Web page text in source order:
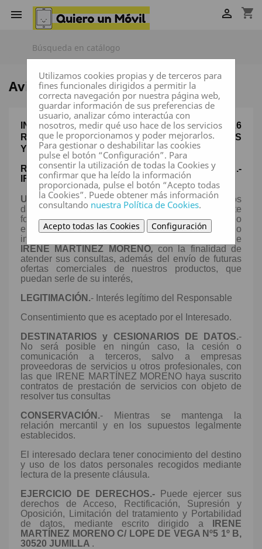
 shopping_cart

Aviso legal
INFORMACIÓN REGLAMENTO UE 679/2016
RGPD Y LEY 3/2018 DE PROTECCIÓN DE DATOS
Y GARANTÍA DE DERECHOS DIGITALES
RESPONSABLE DEL TRATAMIENTO DE DATOS.-
IRENE MARTÍNEZ MORENO,
USO y FINALIDAD.-Le informamos que todos los
datos personales obtenidos mediante este
formulario, así como su dirección de correo
electrónico, serán objeto de tratamiento, siendo
incorporados en un fichero del cual es responsable
IRENE MARTÍNEZ MORENO,con la finalidad de
atender sus consultas, además del envío de futuras
ofertas comerciales de nuestros productos, que
puedan serle de su interés,
LEGITIMACIÓN.- Interés legítimo del Responsable
Consentimiento que es aceptado por el Interesado.
DESTINATARIOS y CESIONARIOS DE DATOS.-
No será posible en ningún caso, la cesión o
comunicación a terceros, salvo a empresas
proveedoras de servicios u otros profesionales, con
las que IRENE MARTÍNEZ MORENO haya suscrito
contratos de prestación de servicios con objeto de
resolver tus consultas
CONSERVACIÓN.- Mientras se mantenga la
relación mercantil y en los supuestos legalmente
establecidos.
El interesado declara tener conocimiento del destino
y uso de los datos personales recogidos mediante
lectura de la presente cláusula.
EJERCICIO DE DERECHOS.-
Puede ejercer sus
derechos de Acceso, Rectificación, Supresión y
Oposición, Limitación del tratamiento y Portabilidad
de datos, mediante escrito dirigido a
IRENE
MARTÍNEZ MORENO C/ LOPE DE VEGA Nº5 1º B,
30520 JUMILLA .
Utilizamos cookies propias y de terceros para
fines funcionales dirigidos a permitir la
correcta navegación por nuestra página web,
guardar información de sus preferencias de
usuario, analizar cómo interactúa con
nosotros, medir qué uso hace de los servicios
que le proporcionamos y poder mejorarlos.
Para gestionar o deshabilitar las cookies
pulse el botón “Configuración”. Para
consentir la utilización de todas la Cookies y
confirmar que ha leído la información
proporcionada, pulse el botón “Acepto todas
la Cookies”. Puede obtener más información
consultando nuestra Política de Cookies.
Acepto todas las Cookies Configuración